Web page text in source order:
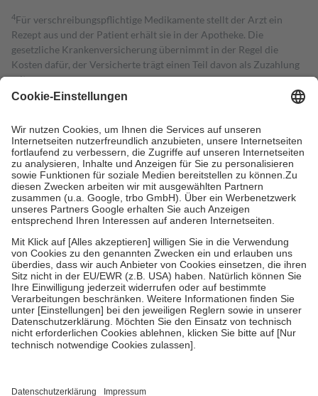
4Für verschreibungspflichtige Medikamente stellt der Arzt ein
Rezept aus und der Patient erhält sie in der Apotheke. Die
gesetzliche Krankenversicherung übernimmt in der Regel die
Kosten dafür, der Versicherte trägt einen Teil davon als Zuzahlung
mit.
Grundsätzlich leisten Mitglieder Zuzahlungen in Höhe von zehn
höchstens zehn Euro.
Es sind jedoch nie mehr als die tatsächlichen
Kosten der Leistung zu entrichten.
Diese Regeln gelten grundsätzlich auch für Online-Apotheken.
Bei Heilmitteln und häuslicher Krankenpflege beträgt die
Zuzahlung zehn Prozent der Kosten sowie zehn Euro je
Verordnung.
Um das Engagement der Versicherten für ihre eigene Gesundheit zu
stärken und die besondere Stellung der Familie zu unterstützen,
fallenkeine Zuzahlungenan bei:
• Kindern und Jugendlichen bis zum vollendeten 18. Lebensjahr
mit Ausnahme der Fahrkosten
• Untersuchungen zur Vorsorge und Früherkennung, die von der
GKV getragen werden
• empfohlenen Schutzimpfungen
• Harn- und Blutteststreifen
getroffen, um sicherzustellen, dass es sich um echte Bewertungen